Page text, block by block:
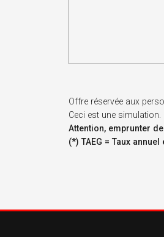
Offre réservée aux
Ceci est une
Attention, emprunter
(*) TAEG = Taux